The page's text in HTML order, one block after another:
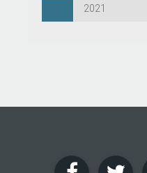
2021